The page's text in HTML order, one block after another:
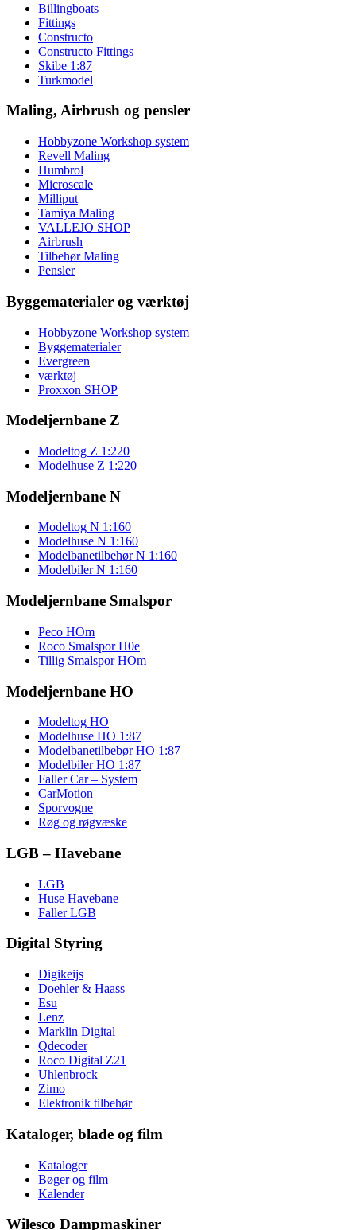
Billingboats
Fittings
Constructo
Constructo Fittings
Skibe 1:87
Turkmodel
Maling, Airbrush og pensler
Hobbyzone Workshop system
Revell Maling
Humbrol
Microscale
Milliput
Tamiya Maling
VALLEJO SHOP
Airbrush
Tilbehør Maling
Pensler
Byggematerialer og værktøj
Hobbyzone Workshop system
Byggematerialer
Evergreen
værktøj
Proxxon SHOP
Modeljernbane Z
Modeltog Z 1:220
Modelhuse Z 1:220
Modeljernbane N
Modeltog N 1:160
Modelhuse N 1:160
Modelbanetilbehør N 1:160
Modelbiler N 1:160
Modeljernbane Smalspor
Peco HOm
Roco Smalspor H0e
Tillig Smalspor HOm
Modeljernbane HO
Modeltog HO
Modelhuse HO 1:87
Modelbanetilbebør HO 1:87
Modelbiler HO 1:87
Faller Car – System
CarMotion
Sporvogne
Røg og røgvæske
LGB – Havebane
LGB
Huse Havebane
Faller LGB
Digital Styring
Digikeijs
Doehler & Haass
Esu
Lenz
Marklin Digital
Qdecoder
Roco Digital Z21
Uhlenbrock
Zimo
Elektronik tilbehør
Kataloger, blade og film
Kataloger
Bøger og film
Kalender
Wilesco Dampmaskiner